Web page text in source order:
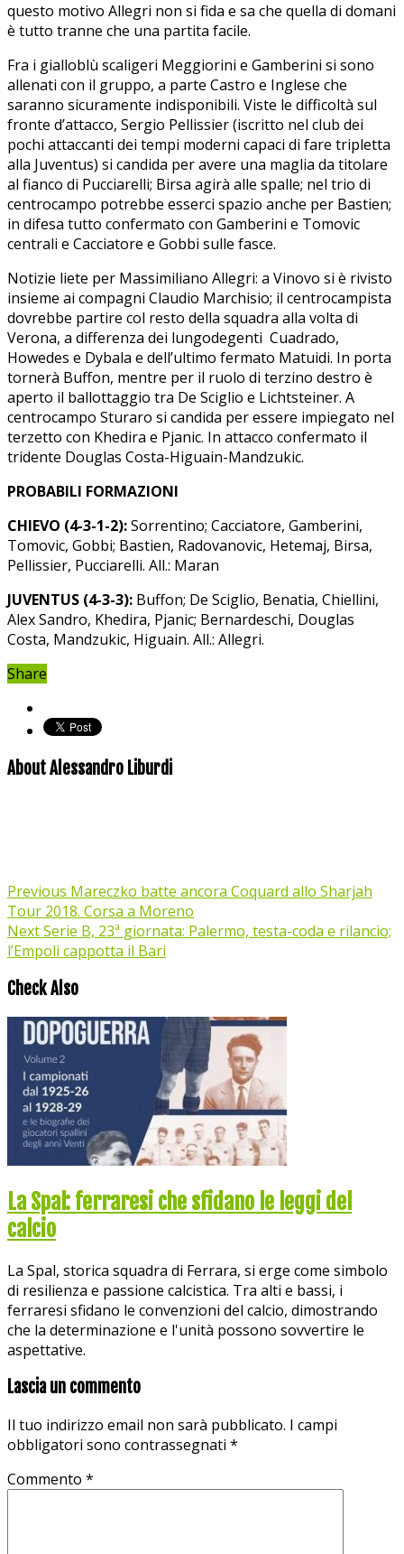
questo motivo Allegri non si fida e sa che quella di domani
è tutto tranne che una partita facile.
Fra i gialloblù scaligeri Meggiorini e Gamberini si sono
allenati con il gruppo, a parte Castro e Inglese che
saranno sicuramente indisponibili. Viste le difficoltà sul
fronte d’attacco, Sergio Pellissier (iscritto nel club dei
pochi attaccanti dei tempi moderni capaci di fare tripletta
alla Juventus) si candida per avere una maglia da titolare
al fianco di Pucciarelli; Birsa agirà alle spalle; nel trio di
centrocampo potrebbe esserci spazio anche per Bastien;
in difesa tutto confermato con Gamberini e Tomovic
centrali e Cacciatore e Gobbi sulle fasce.
Notizie liete per Massimiliano Allegri: a Vinovo si è rivisto
insieme ai compagni Claudio Marchisio; il centrocampista
dovrebbe partire col resto della squadra alla volta di
Verona, a differenza dei lungodegenti Cuadrado,
Howedes e Dybala e dell’ultimo fermato Matuidi. In porta
tornerà Buffon, mentre per il ruolo di terzino destro è
aperto il ballottaggio tra De Sciglio e Lichtsteiner. A
centrocampo Sturaro si candida per essere impiegato nel
terzetto con Khedira e Pjanic. In attacco confermato il
tridente Douglas Costa-Higuain-Mandzukic.
PROBABILI FORMAZIONI
CHIEVO (4-3-1-2):Sorrentino; Cacciatore, Gamberini,
Tomovic, Gobbi; Bastien, Radovanovic, Hetemaj, Birsa,
Pellissier, Pucciarelli. All.: Maran
JUVENTUS (4-3-3): Buffon; De Sciglio, Benatia, Chiellini,
Alex Sandro, Khedira, Pjanic; Bernardeschi, Douglas
Costa, Mandzukic, Higuain. All.: Allegri.
Share
About Alessandro Liburdi
Previous Mareczko batte ancora Coquard allo Sharjah
Tour 2018. Corsa a Moreno
NextSerie B, 23ª giornata: Palermo, testa-coda e rilancio;
l’Empoli cappotta il Bari
Check Also
La Spal: ferraresi che sfidano le leggi del
calcio
La Spal, storica squadra di Ferrara, si erge come simbolo
di resilienza e passione calcistica. Tra alti e bassi, i
ferraresi sfidano le convenzioni del calcio, dimostrando
che la determinazione e l'unità possono sovvertire le
aspettative.
Lascia un commento
Il tuo indirizzo email non sarà pubblicato. I campi
obbligatori sono contrassegnati *
Commento *